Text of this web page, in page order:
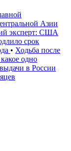
Азии
эксперт: США
срок
• Ходьба после
одно
в России